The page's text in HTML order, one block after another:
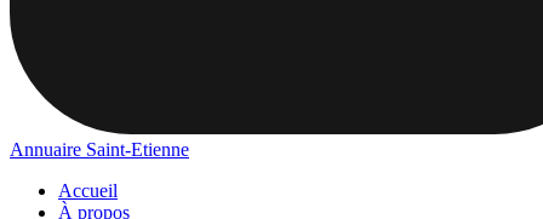
Annuaire Saint-Etienne
Accueil
À propos